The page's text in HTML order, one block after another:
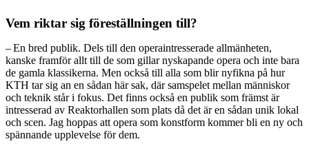
Vem riktar sig föreställningen till?
– En bred publik. Dels till den operaintresserade allmänheten,
kanske framför allt till de som gillar nyskapande opera och inte bara
de gamla klassikerna. Men också till alla som blir nyfikna på hur
KTH tar sig an en sådan här sak, där samspelet mellan människor
och teknik står i fokus. Det finns också en publik som främst är
intresserad av Reaktorhallen som plats då det är en sådan unik lokal
och scen. Jag hoppas att opera som konstform kommer bli en ny och
spännande upplevelse för dem.